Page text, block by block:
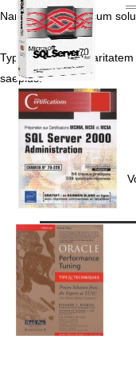
Nam liber tempor cum
Typi non habent
saepius.